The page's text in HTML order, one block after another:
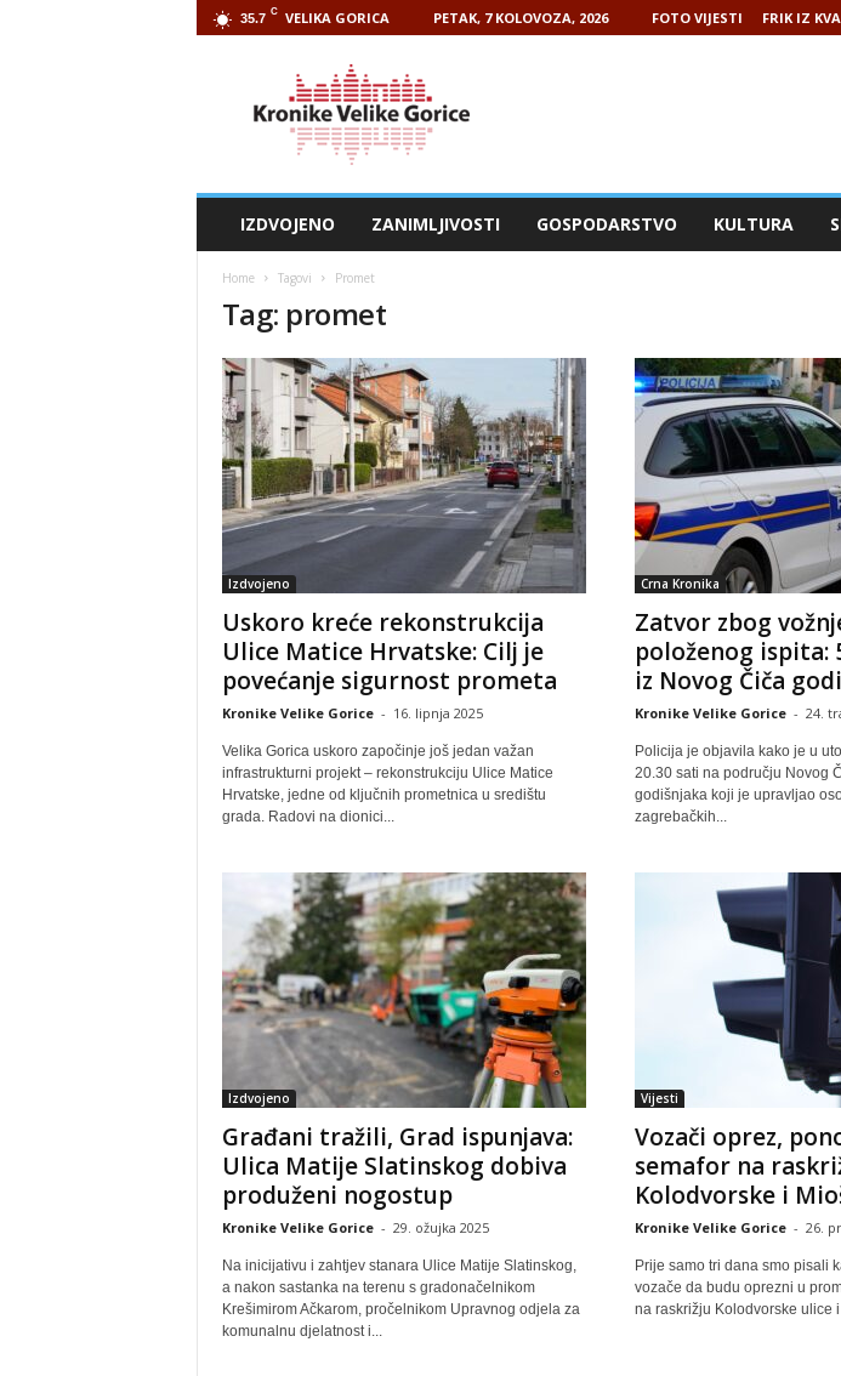
35.7 C VELIKA GORICA PETAK, 7 KOLOVOZA, 2026 FOTO VIJESTI FRIK IZ
IZDVOJENO ZANIMLJIVOSTI GOSPODARSTVO KULTURA
Home Tagovi Promet
Tag: promet
Izdvojeno
Uskoro kreće rekonstrukcija
Ulice Matice Hrvatske: Cilj je
povećanje sigurnost prometa
Kronike Velike Gorice - 16. lipnja 2025
Velika Gorica uskoro započinje još jedan važan
infrastrukturni projekt – rekonstrukciju Ulice Matice
Hrvatske, jedne od ključnih prometnica u središtu
grada. Radovi na dionici...
Crna Kronika
Zatvor zbog
položenog ispita:
iz Novog Čiča
Kronike Velike Gorice - 24.
Policija je objavila kako je u
20.30 sati na području Novog
godišnjaka koji je upravljao
zagrebačkih...
Izdvojeno
Građani tražili, Grad ispunjava:
Ulica Matije Slatinskog dobiva
produženi nogostup
Kronike Velike Gorice - 29. ožujka 2025
Na inicijativu i zahtjev stanara Ulice Matije Slatinskog,
a nakon sastanka na terenu s gradonačelnikom
Krešimirom Ačkarom, pročelnikom Upravnog odjela za
komunalnu djelatnost i...
Vijesti
Vozači oprez,
semafor na
Kolodvorske i
Kronike Velike Gorice - 26.
Prije samo tri dana smo pisali
vozače da budu oprezni u
na raskrižju Kolodvorske ulice